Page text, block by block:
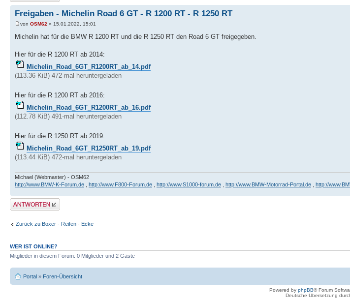
Freigaben - Michelin Road 6 GT - R 1200 RT - R 1250 RT
von OSM62 » 15.01.2022, 15:01
Michelin hat für die BMW R 1200 RT und die R 1250 RT den Road 6 GT freigegeben.
Hier für die R 1200 RT ab 2014:
Michelin_Road_6GT_R1200RT_ab_14.pdf
(113.36 KiB) 472-mal heruntergeladen
Hier für die R 1200 RT ab 2016:
Michelin_Road_6GT_R1200RT_ab_16.pdf
(112.78 KiB) 491-mal heruntergeladen
Hier für die R 1250 RT ab 2019:
Michelin_Road_6GT_R1250RT_ab_19.pdf
(113.44 KiB) 472-mal heruntergeladen
Michael (Webmaster) - OSM62
http://www.BMW-K-Forum.de
http://www.F800-Forum.de http://www.S1000-forum.de http://www.BMW-Motorrad-Portal.de http://
Antwort schreiben
Zurück zu Boxer - Reifen - Ecke
WER IST ONLINE?
Mitglieder in diesem Forum: 0 Mitglieder und 2 Gäste
Portal » Foren-Übersicht
Powered by phpBB® Forum
Deutsche Übersetzung